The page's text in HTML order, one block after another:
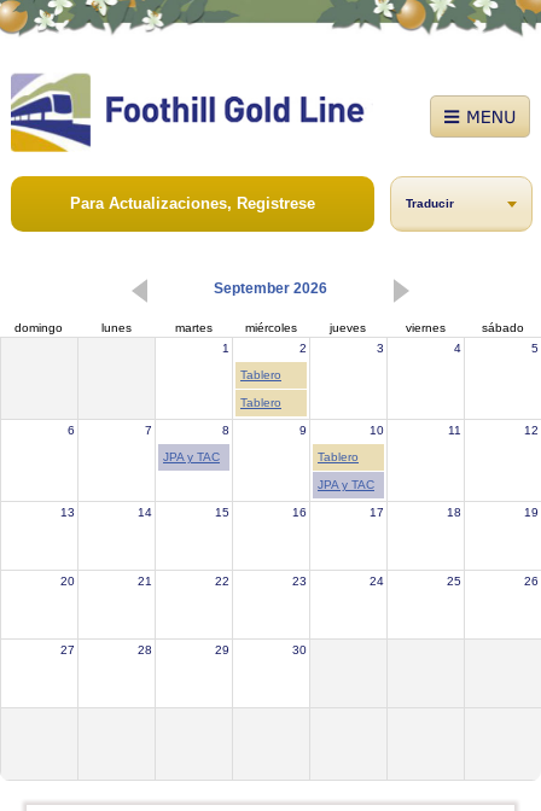
Para Actualizaciones, Registrese Traducir
September 2026
domingo lunes martes miércoles jueves viernes
sábado
1
2 3 4
5
Tablero
Tablero
6 7 8 9 10 11
12
JPA y TAC
Tablero
JPA y TAC
13 14 15 16 17 18 19
20 21 22 23 24 25 26
27 28 29 30